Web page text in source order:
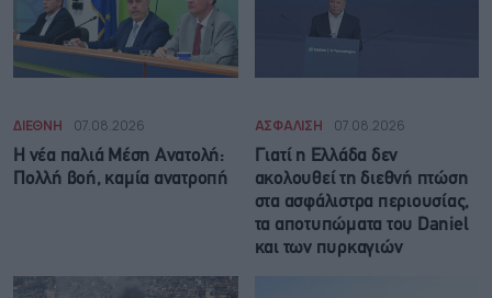
ΔΙΕΘΝΗ 07.08.2026
Η νέα παλιά Μέση Ανατολή:
Πολλή βοή, καμία ανατροπή
ΑΣΦΑΛΙΣΗ 07.08.2026
Γιατί η Ελλάδα δεν
ακολουθεί τη διεθνή πτώση
στα ασφάλιστρα περιουσίας,
τα αποτυπώματα του Daniel
και των πυρκαγιών